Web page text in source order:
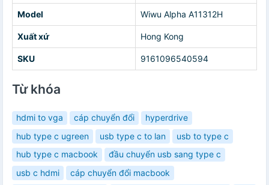
Model Wiwu Alpha A11312H
Xuất xứ Hong Kong
SKU 9161096540594
Từ khóa
hdmi to vga cáp chuyển đổi
hyperdrive
hub type c ugreen
usb type c to lan
usb to type c
hub type c macbook
đầu chuyển usb sang type c
usb c hdmi
cáp chuyển đổi macbook